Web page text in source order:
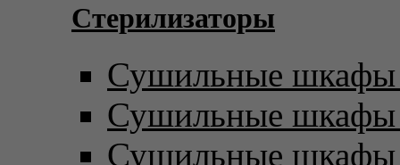
Стерилизаторы
Сушильные шкафы
Сушильные шкафы
Сушильные шкафы